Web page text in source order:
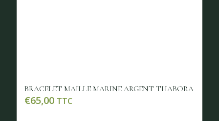
BRACELET MAILLE MARINE ARGENT THABORA
€65,00 TTC